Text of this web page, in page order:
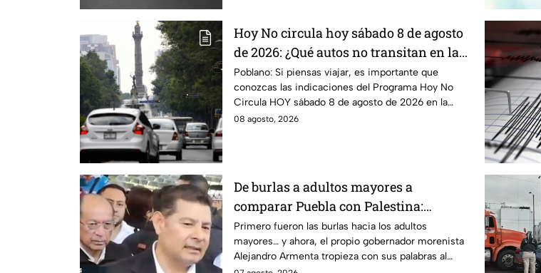
Hoy No circula hoy sábado 8 de agosto
de 2026: ¿Qué autos no transitan en la
CDMX y EdoMex?
Poblano: Si piensas viajar, es importante que
conozcas las indicaciones del Programa Hoy No
Circula HOY sábado 8 de agosto de 2026 en la
CDMX y EdoMex.
08 agosto, 2026
De burlas a adultos mayores a
comparar Puebla con Palestina:
Alejandro Armenta se disculpa “a
modo” por sus insensibles dichos sobre
Huixcolotla, repitiendo el guión de las
Primero fueron las burlas hacia los adultos
mayores… y ahora, el propio gobernador morenista
Alejandro Armenta tropieza con sus palabras al